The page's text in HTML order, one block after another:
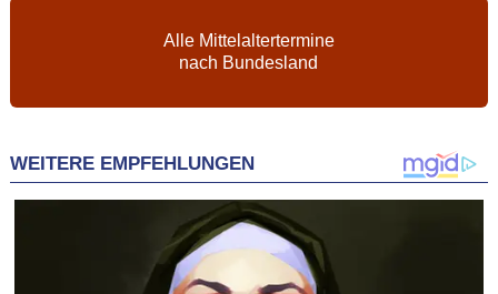
Alle Mittelaltertermine
nach Bundesland